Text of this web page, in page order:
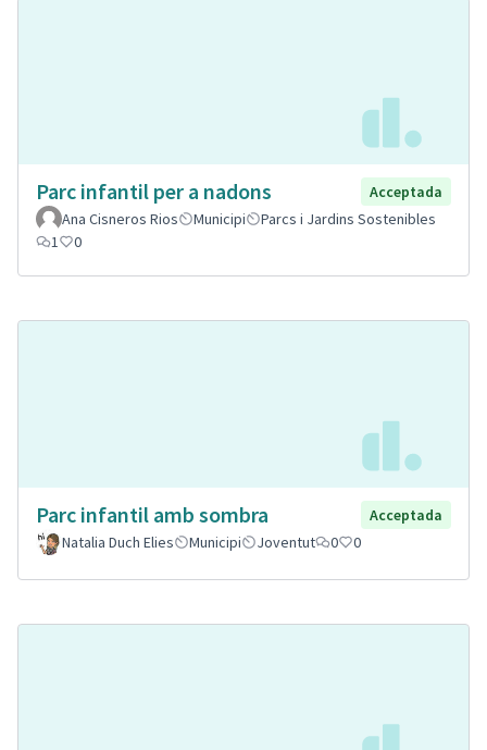
Parc infantil per a nadons
Acceptada
Ana Cisneros Rios
Municipi
Parcs i Jardins Sostenibles
1
0
Parc infantil amb sombra
Acceptada
Natalia Duch Elies
Municipi Joventut 0 0